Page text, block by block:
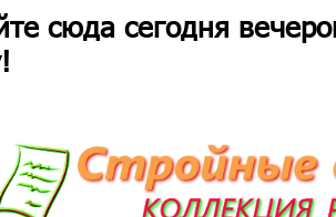
сюда сегодня